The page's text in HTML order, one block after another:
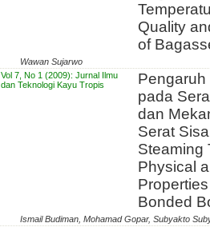
Quality
of
Wawan Sujarwo
Vol 7, No 1 (2009): Jurnal Ilmu
dan Teknologi Kayu Tropis
pada
dan
Serat
Steaming
Physical
Bonded
Ismail Budiman, Mohamad Gopar, Subyakto